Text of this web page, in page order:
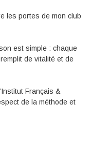
les portes de mon club
est simple : chaque
de vitalité et de
Français &
de la méthode et